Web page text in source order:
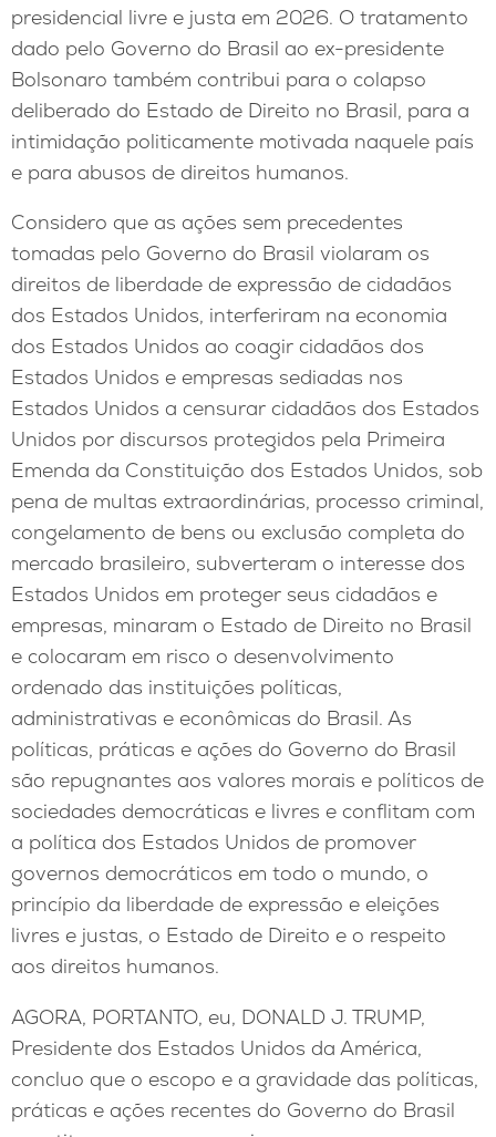
presidencial livre e justa em 2026. O tratamento
dado pelo Governo do Brasil ao ex-presidente
Bolsonaro também contribui para o colapso
deliberado do Estado de Direito no Brasil, para a
intimidação politicamente motivada naquele país
e para abusos de direitos humanos.
Considero que as ações sem precedentes
tomadas pelo Governo do Brasil violaram os
direitos de liberdade de expressão de cidadãos
dos Estados Unidos, interferiram na economia
dos Estados Unidos ao coagir cidadãos dos
Estados Unidos e empresas sediadas nos
Estados Unidos a censurar cidadãos dos Estados
Unidos por discursos protegidos pela Primeira
Emenda da Constituição dos Estados Unidos, sob
pena de multas extraordinárias, processo criminal,
congelamento de bens ou exclusão completa do
mercado brasileiro, subverteram o interesse dos
Estados Unidos em proteger seus cidadãos e
empresas, minaram o Estado de Direito no Brasil
e colocaram em risco o desenvolvimento
ordenado das instituições políticas,
administrativas e econômicas do Brasil. As
políticas, práticas e ações do Governo do Brasil
são repugnantes aos valores morais e políticos de
sociedades democráticas e livres e conflitam com
a política dos Estados Unidos de promover
governos democráticos em todo o mundo, o
princípio da liberdade de expressão e eleições
livres e justas, o Estado de Direito e o respeito
aos direitos humanos.
AGORA, PORTANTO, eu, DONALD J. TRUMP,
Presidente dos Estados Unidos da América,
concluo que o escopo e a gravidade das políticas,
práticas e ações recentes do Governo do Brasil